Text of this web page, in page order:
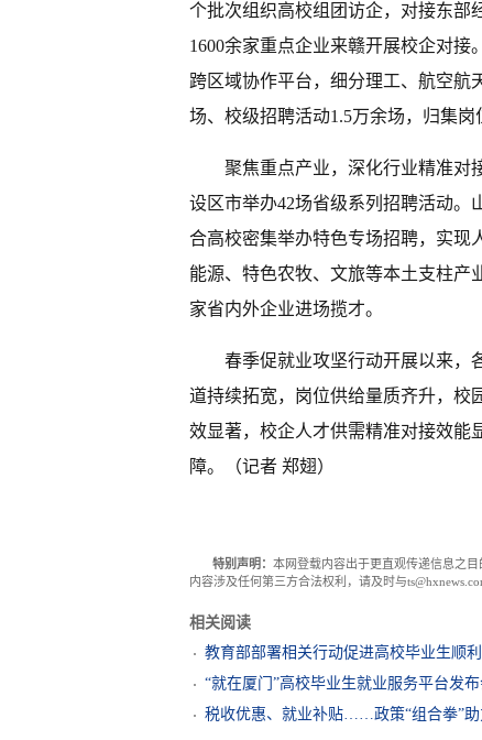
个批次组织高校组团访企，对接东部
1600余家重点企业来赣开展校企对
跨区域协作平台，细分理工、航空航
场、校级招聘活动1.5万余场，归集岗
聚焦重点产业，深化行业精准对
设区市举办42场省级系列招聘活动。
合高校密集举办特色专场招聘，实现
能源、特色农牧、文旅等本土支柱产
家省内外企业进场揽才。
春季促就业攻坚行动开展以来，
道持续拓宽，岗位供给量质齐升，校
效显著，校企人才供需精准对接效能
障。（记者 郑翅）
特别声明： 本网登载内容出于更直观传递信息之
内容涉及任何第三方合法权利，请及时与
相关阅读
教育部部署相关行动促进高校毕业生顺
“就在厦门”高校毕业生就业服务平台发
税收优惠、就业补贴……政策“组合拳”